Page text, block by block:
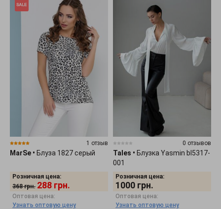
1 отзыв
MarSe • Блуза 1827 серый
Розничная цена:
368 грн. 288 грн.
Оптовая цена:
Узнать оптовую цену
0 отзывов
Tales • Блузка Yasmin bl5317-
001
Розничная цена:
1000 грн.
Оптовая цена:
Узнать оптовую цену